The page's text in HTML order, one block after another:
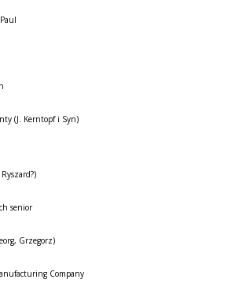
(J. Kerntopf i Syn)
senior
Grzegorz)
Company